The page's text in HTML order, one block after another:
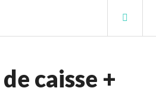
caisse +